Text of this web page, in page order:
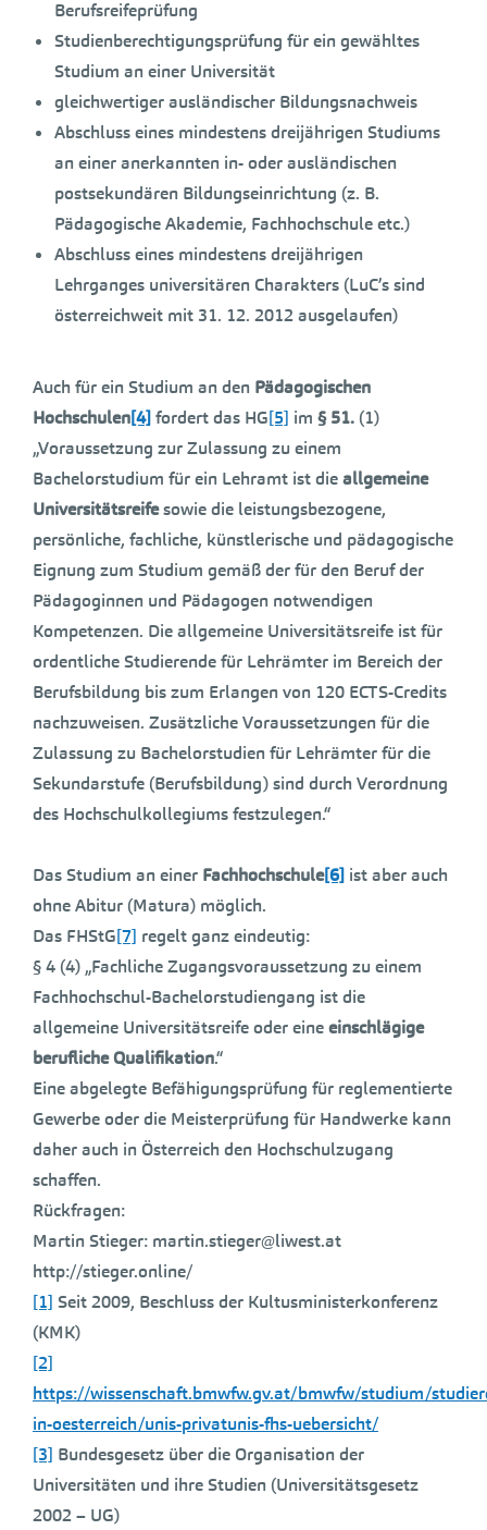
Berufsreifeprüfung
Studienberechtigungsprüfung für ein gewähltes
Studium an einer Universität
gleichwertiger ausländischer Bildungsnachweis
Abschluss eines mindestens dreijährigen Studiums
an einer anerkannten in- oder ausländischen
postsekundären Bildungseinrichtung (z. B.
Pädagogische Akademie, Fachhochschule etc.)
Abschluss eines mindestens dreijährigen
Lehrganges universitären Charakters (LuC’s sind
österreichweit mit 31. 12. 2012 ausgelaufen)
Auch für ein Studium an den Pädagogischen
Hochschulen[4]fordert das HG[5] im § 51. (1)
„Voraussetzung zur Zulassung zu einem
Bachelorstudium für ein Lehramt ist dieallgemeine
Universitätsreifesowie die leistungsbezogene,
persönliche, fachliche, künstlerische und pädagogische
Eignung zum Studium gemäß der für den Beruf der
Pädagoginnen und Pädagogen notwendigen
Kompetenzen. Die allgemeine Universitätsreife ist für
ordentliche Studierende für Lehrämter im Bereich der
Berufsbildung bis zum Erlangen von 120 ECTS-Credits
nachzuweisen. Zusätzliche Voraussetzungen für die
Zulassung zu Bachelorstudien für Lehrämter für die
Sekundarstufe (Berufsbildung) sind durch Verordnung
des Hochschulkollegiums festzulegen.“
Das Studium an einer Fachhochschule[6] ist aber auch
ohne Abitur (Matura) möglich.
Das FHStG[7] regelt ganz eindeutig:
§ 4 (4) „Fachliche Zugangsvoraussetzung zu einem
Fachhochschul-Bachelorstudiengang ist die
allgemeine Universitätsreife oder eineeinschlägige
berufliche Qualifikation.“
Eine abgelegte Befähigungsprüfung für reglementierte
Gewerbe oder die Meisterprüfung für Handwerke kann
daher auch in Österreich den Hochschulzugang
schaffen.
Rückfragen:
Martin Stieger: martin.stieger@liwest.at
http://stieger.online/
[1] Seit 2009, Beschluss der Kultusministerkonferenz
(KMK)
[2]
https://wissenschaft.bmwfw.gv.at/bmwfw/studium/
in-oesterreich/unis-privatunis-fhs-uebersicht/
[3] Bundesgesetz über die Organisation der
Universitäten und ihre Studien (Universitätsgesetz
2002 – UG)